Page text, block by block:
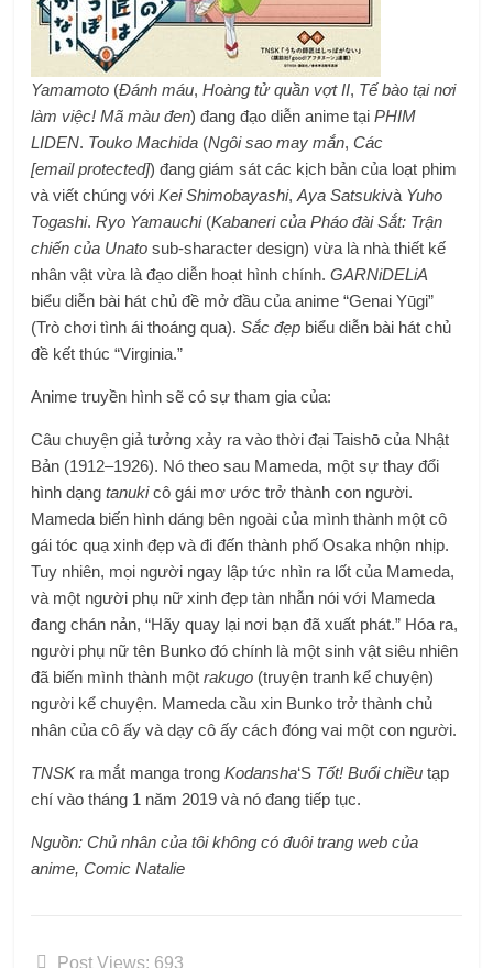
Yamamoto (Đánh máu,Hoàng tử quần vợt II, Tế bào tại nơi
làm việc! Mã màu đen) đang đạo diễn anime tạiPHIM
LIDEN. Touko Machida (Ngôi sao may mắn,Các
[email protected]) đang giám sát các kịch bản của loạt phim
và viết chúng vớiKei Shimobayashi,Aya Satsukivà Yuho
Togashi.Ryo Yamauchi(Kabaneri của Pháo đài Sắt: Trận
chiến của Unato sub-sharacter design) vừa là nhà thiết kế
nhân vật vừa là đạo diễn hoạt hình chính.GARNiDELiA
biểu diễn bài hát chủ đề mở đầu của anime “Genai Yūgi”
(Trò chơi tình ái thoáng qua).Sắc đẹp biểu diễn bài hát chủ
đề kết thúc “Virginia.”
Anime truyền hình sẽ có sự tham gia của:
Câu chuyện giả tưởng xảy ra vào thời đại Taishō của Nhật
Bản (1912–1926). Nó theo sau Mameda, một sự thay đổi
hình dạngtanukicô gái mơ ước trở thành con người.
Mameda biến hình dáng bên ngoài của mình thành một cô
gái tóc quạ xinh đẹp và đi đến thành phố Osaka nhộn nhịp.
Tuy nhiên, mọi người ngay lập tức nhìn ra lốt của Mameda,
và một người phụ nữ xinh đẹp tàn nhẫn nói với Mameda
đang chán nản, “Hãy quay lại nơi bạn đã xuất phát.” Hóa ra,
người phụ nữ tên Bunko đó chính là một sinh vật siêu nhiên
đã biến mình thành mộtrakugo (truyện tranh kể chuyện)
người kể chuyện. Mameda cầu xin Bunko trở thành chủ
nhân của cô ấy và dạy cô ấy cách đóng vai một con người.
TNSKra mắt manga trongKodansha‘S Tốt! Buổi chiều tạp
chí vào tháng 1 năm 2019 và nó đang tiếp tục.
Nguồn:Chủ nhân của tôi không có đuôitrang web của
anime, Comic Natalie
Post Views: 693